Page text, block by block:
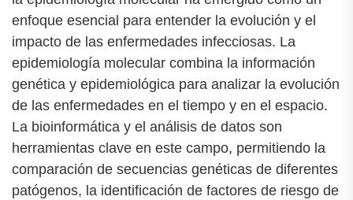
enfoque esencial para entender la evolución y el
impacto de las enfermedades infecciosas. La
epidemiología molecular combina la información
genética y epidemiológica para analizar la evolución
de las enfermedades en el tiempo y en el espacio.
La bioinformática y el análisis de datos son
herramientas clave en este campo, permitiendo la
comparación de secuencias genéticas de diferentes
patógenos, la identificación de factores de riesgo de